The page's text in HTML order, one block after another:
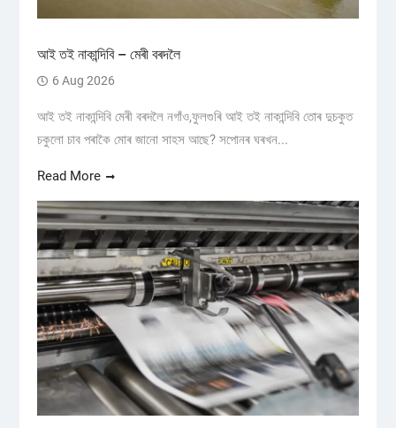
আই তই নাকান্দিবি – মেৰী বৰদলৈ
6 Aug 2026
আই তই নাকান্দিবি মেৰী বৰদলৈ নগাঁও,ফুলগুৰি আই তই নাকান্দিবি তোৰ দুচকুত
চকুলো চাব পৰাকৈ মোৰ জানো সাহস আছে? সপোনৰ ঘৰখন...
Read More